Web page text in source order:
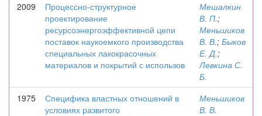
2009
Процессно-структурное
проектирование
ресурсоэнергоэффективной цепи
поставок наукоемкого производства
специальных лакокрасочных
материалов и покрытий с использов
Мешалкин
В. П.;
Меньшиков
В. В.; Быков
Е. Д.;
Левкина С.
Б.
1975
Специфика властных отношений в
условиях развитого
Меньшиков
В. В.